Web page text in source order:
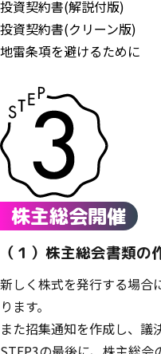
投資契約書(解説付版)
投資契約書(クリーン版)
地雷条項を避けるために
株主総会開催
（１）株主総会書類の
新しく株式を発行する場合
ります。
また招集通知を作成し、議